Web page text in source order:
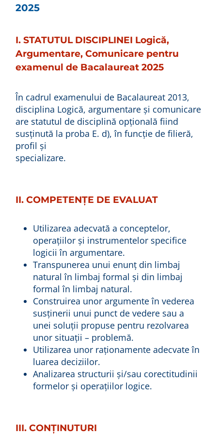
2025
I. STATUTUL DISCIPLINEI Logică,
Argumentare, Comunicare pentru
examenul de Bacalaureat 2025
În cadrul examenului de Bacalaureat 2013,
disciplina Logică, argumentare şi comunicare
are statutul de disciplină opţională fiind
susţinută la proba E. d), în funcţie de filieră,
profil şi
specializare.
II. COMPETENŢE DE EVALUAT
Utilizarea adecvată a conceptelor,
operaţiilor şi instrumentelor specifice
logicii în argumentare.
Transpunerea unui enunţ din limbaj
natural în limbaj formal şi din limbaj
formal în limbaj natural.
Construirea unor argumente în vederea
susţinerii unui punct de vedere sau a
unei soluţii propuse pentru rezolvarea
unor situaţii – problemă.
Utilizarea unor raţionamente adecvate în
luarea deciziilor.
Analizarea structurii şi/sau corectitudinii
formelor şi operaţiilor logice.
III. CONŢINUTURI